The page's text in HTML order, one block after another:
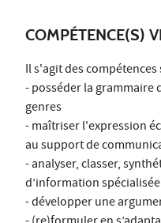
COMPÉTENCE(S)
Il s'agit des compétences
- posséder la grammaire
genres
- maîtriser l'expression
au support de
- analyser, classer,
d’information spécialisée
- développer une